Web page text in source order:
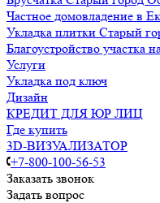
Частное домовладение в
Укладка плитки Старый
Благоустройство участка
Услуги
Укладка под ключ
Дизайн
КРЕДИТ ДЛЯ ЮР ЛИЦ
Где купить
3D-ВИЗУАЛИЗАТОР
+7-800-100-56-53
Заказать звонок
Задать вопрос